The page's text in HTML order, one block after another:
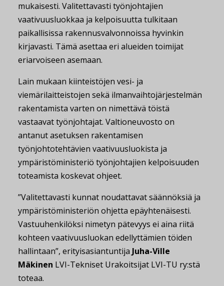
mukaisesti. Valitettavasti työnjohtajien
vaativuusluokkaa ja kelpoisuutta tulkitaan
paikallisissa rakennusvalvonnoissa hyvinkin
kirjavasti. Tämä asettaa eri alueiden toimijat
eriarvoiseen asemaan.
Lain mukaan kiinteistöjen vesi- ja
viemärilaitteistojen sekä ilmanvaihtojärjestelmän
rakentamista varten on nimettävä töistä
vastaavat työnjohtajat. Valtioneuvosto on
antanut asetuksen rakentamisen
työnjohtotehtävien vaativuusluokista ja
ympäristöministeriö työnjohtajien kelpoisuuden
toteamista koskevat ohjeet.
”Valitettavasti kunnat noudattavat säännöksiä ja
ympäristöministeriön ohjetta epäyhtenäisesti.
Vastuuhenkilöksi nimetyn pätevyys ei aina riitä
kohteen vaativuusluokan edellyttämien töiden
hallintaan”, erityisasiantuntija Juha-Ville
Mäkinen LVI-Tekniset Urakoitsijat LVI-TU ry:stä
toteaa.